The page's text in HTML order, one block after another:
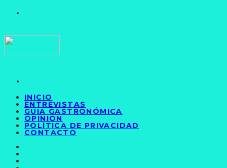
INICIO
ENTREVISTAS
GUÍA GASTRONÓMICA
OPINIÓN
POLÍTICA DE PRIVACIDAD
CONTACTO